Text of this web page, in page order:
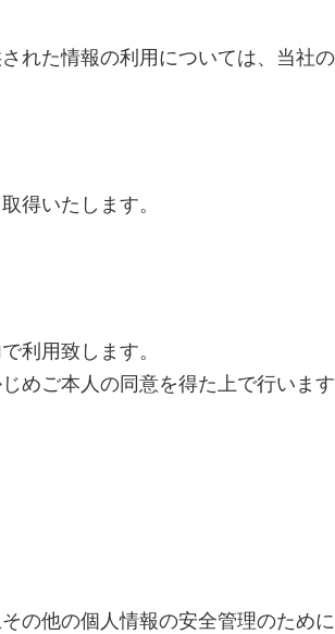
た情報の利用については、当社の
得いたします。
利用致します。
めご本人の同意を得た上で行います
他の個人情報の安全管理のため